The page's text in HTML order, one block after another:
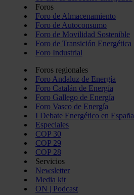
Foros
Foro de Almacenamiento
Foro de Autoconsumo
Foro de Movilidad Sostenible
Foro de Transición Energética
Foro Industrial
Foros regionales
Foro Andaluz de Energía
Foro Catalán de Energía
Foro Gallego de Energía
Foro Vasco de Energía
I Debate Energético en España
Especiales
COP 30
COP 29
COP 28
Servicios
Newsletter
Media kit
ON | Podcast